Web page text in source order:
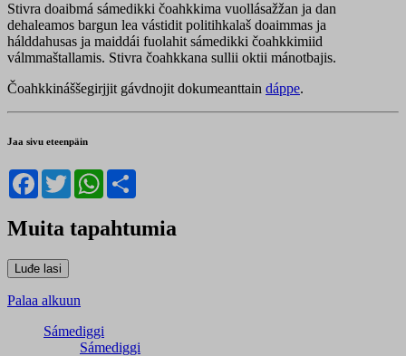
Stivra doaibmá sámedikki čoahkkima vuollásažžan ja dan
dehaleamos bargun lea vástidit politihkalaš doaimmas ja
hálddahusas ja maiddái fuolahit sámedikki čoahkkimiid
válmmaštallamis. Stivra čoahkkana sullii oktii mánotbajis.
Čoahkkináššegirjjit gávdnojit dokumeanttain dáppe.
Jaa sivu eteenpäin
Facebook
TwitterWhatsApp
Muita tapahtumia
Palaa alkuun
Sámediggi
Sámediggi